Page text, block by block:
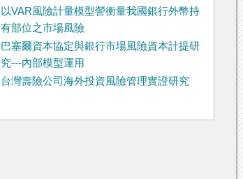
以VAR風險計量模型謍衡量我國銀行外幣持
有部位之市場風險
巴塞爾資本協定與銀行市場風險資本計提研
究---內部模型運用
台灣壽險公司海外投資風險管理實證研究